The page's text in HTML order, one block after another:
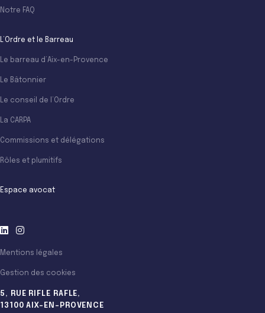
Notre FAQ
L’Ordre et le Barreau
Le barreau d’Aix-en-Provence
Le Bâtonnier
Le conseil de l’Ordre
La CARPA
Commissions et délégations
Rôles et plumitifs
Espace avocat
Mentions légales
Gestion des cookies
5, RUE RIFLE RAFLE,
13100 AIX-EN-PROVENCE